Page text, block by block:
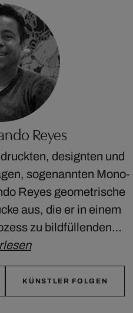
Reyes
designten und
sogenannten Mono-
Reyes geometrische
aus, die er in einem
zu bildfüllenden…
KÜNSTLER FOLGEN